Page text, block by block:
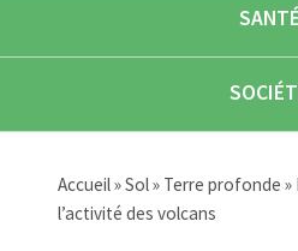
SANTÉ
Accueil»Sol» Terre profonde »
l’activité des volcans